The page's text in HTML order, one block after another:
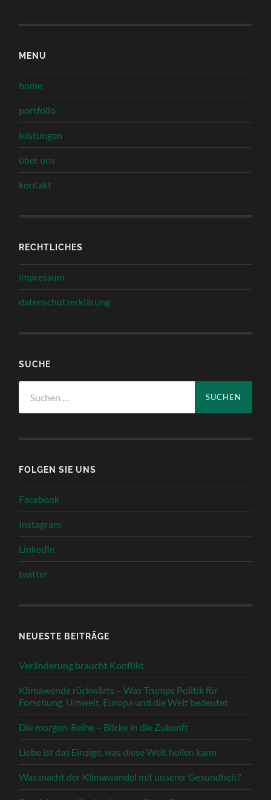
MENU
home
portfolio
leistungen
über uns
kontakt
RECHTLICHES
impressum
datenschutzerklärung
SUCHE
nach:
FOLGEN SIE UNS
Facebook
Instagram
LinkedIn
twitter
NEUESTE BEITRÄGE
Veränderung braucht Konflikt
Klimawende rückwärts – Was Trumps Politik für
Forschung, Umwelt, Europa und die Welt bedeutet
Die morgen-Reihe – Blicke in die Zukunft
Liebe ist das Einzige, was diese Welt heilen kann
Was macht der Klimawandel mit unserer Gesundheit?